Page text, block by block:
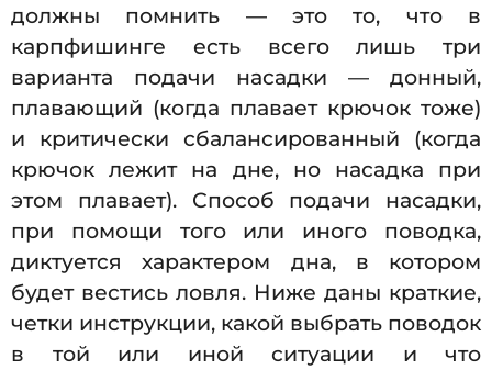
должны помнить — это то, что в
карпфишинге есть всего лишь три
варианта подачи насадки — донный,
плавающий (когда плавает крючок тоже)
и критически сбалансированный (когда
крючок лежит на дне, но насадка при
этом плавает). Способ подачи насадки,
при помощи того или иного поводка,
диктуется характером дна, в котором
будет вестись ловля. Ниже даны краткие,
четки инструкции, какой выбрать поводок
в той или иной ситуации и что